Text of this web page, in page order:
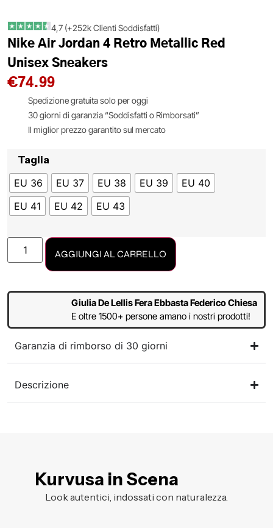
4,7 (+252k Clienti Soddisfatti)
Nike Air Jordan 4 Retro Metallic Red
Unisex Sneakers
€74.99
Spedizione gratuita solo per oggi
30 giorni di garanzia “Soddisfatti o Rimborsati”
Il miglior prezzo garantito sul mercato
Taglia
EU 36
EU 37 EU 38 EU 39
EU 40
EU 41
EU 42 EU 43
AGGIUNGI AL CARRELLO
Giulia De Lellis Fera Ebbasta Federico Chiesa
E oltre 1500+ persone amano i nostri prodotti!
Garanzia di rimborso di 30 giorni
Descrizione
Kurvusa in Scena
Look autentici, indossati con naturalezza.